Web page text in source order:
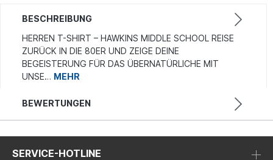
BESCHREIBUNG
HERREN T-SHIRT – HAWKINS MIDDLE SCHOOL REISE
ZURÜCK IN DIE 80ER UND ZEIGE DEINE
BEGEISTERUNG FÜR DAS ÜBERNATÜRLICHE MIT
UNSE… MEHR
BEWERTUNGEN
SERVICE-HOTLINE